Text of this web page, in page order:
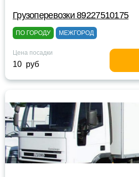
Грузоперевозки 89227510175
ПО ГОРОДУ МЕЖГОРОД
Цена посадки
10 руб